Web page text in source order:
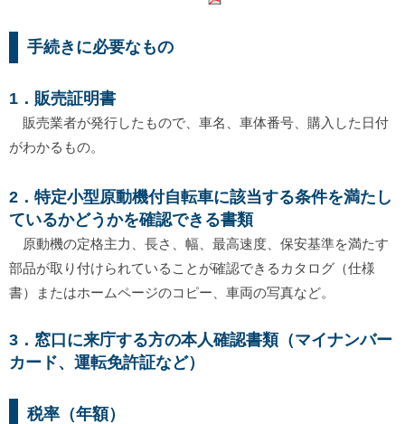
手続きに必要なもの
1．販売証明書
販売業者が発行したもので、車名、車体番号、購入した日付
がわかるもの。
2．特定小型原動機付自転車に該当する条件を満たし
ているかどうかを確認できる書類
原動機の定格主力、長さ、幅、最高速度、保安基準を満たす
部品が取り付けられていることが確認できるカタログ（仕様
書）またはホームページのコピー、車両の写真など。
3．窓口に来庁する方の本人確認書類（マイナンバー
カード、運転免許証など）
税率（年額）